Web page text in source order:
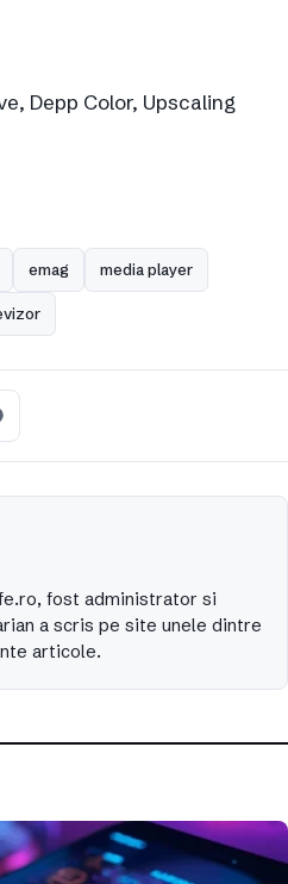
Depp Color, Upscaling
emag media player
fost administrator si
a scris pe site unele dintre
articole.